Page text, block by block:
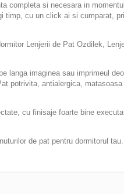
si necesara in
cu un click ai si cumparat,
Lenjerii de Pat Ozdilek,
imaginea sau imprimeul
potrivita, antialergica,
cu finisaje foarte bine
de pat pentru dormitorul tau.